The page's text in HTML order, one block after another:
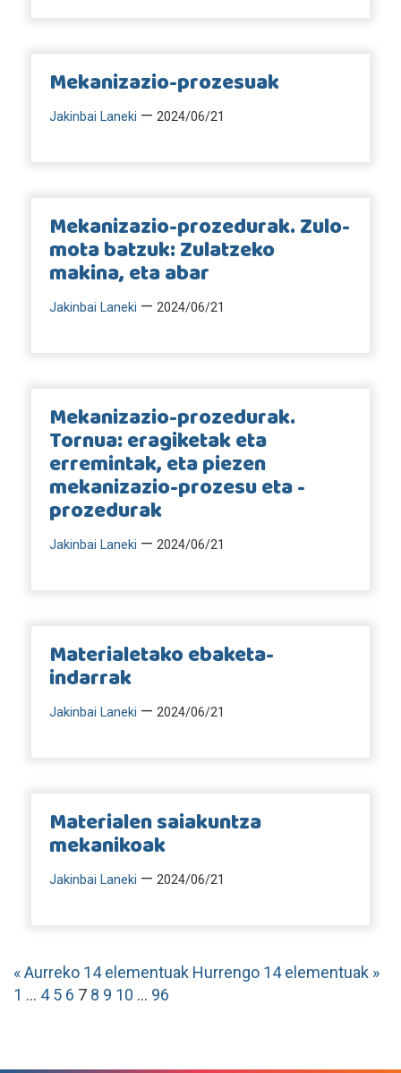
Mekanizazio-prozesuak
Jakinbai Laneki — 2024/06/21
Mekanizazio-prozedurak. Zulo-
mota batzuk: Zulatzeko
makina, eta abar
Jakinbai Laneki — 2024/06/21
Mekanizazio-prozedurak.
Tornua: eragiketak eta
erremintak, eta piezen
mekanizazio-prozesu eta -
prozedurak
Jakinbai Laneki — 2024/06/21
Materialetako ebaketa-
indarrak
Jakinbai Laneki — 2024/06/21
Materialen saiakuntza
mekanikoak
Jakinbai Laneki — 2024/06/21
« Aurreko 14 elementuak Hurrengo 14 elementuak »
1 ... 4 5 6 7 8 9 10 ... 96